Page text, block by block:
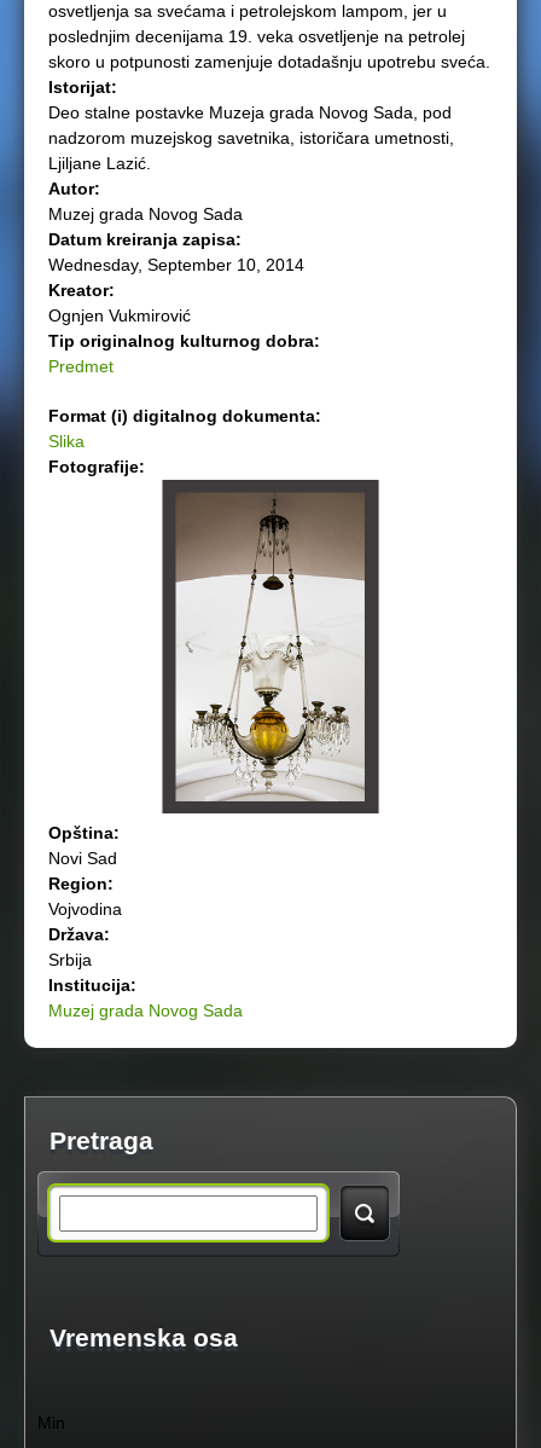
osvetljenja sa svećama i petrolejskom lampom, jer u
poslednjim decenijama 19. veka osvetljenje na petrolej
skoro u potpunosti zamenjuje dotadašnju upotrebu sveća.
Istorijat:
Deo stalne postavke Muzeja grada Novog Sada, pod
nadzorom muzejskog savetnika, istoričara umetnosti,
Ljiljane Lazić.
Autor:
Muzej grada Novog Sada
Datum kreiranja zapisa:
Wednesday, September 10, 2014
Kreator:
Ognjen Vukmirović
Tip originalnog kulturnog dobra:
Predmet
Format (i) digitalnog dokumenta:
Slika
Fotografije:
Opština:
Novi Sad
Region:
Vojvodina
Država:
Srbija
Institucija:
Muzej grada Novog Sada
Pretraga
a
Vremenska osa
Min